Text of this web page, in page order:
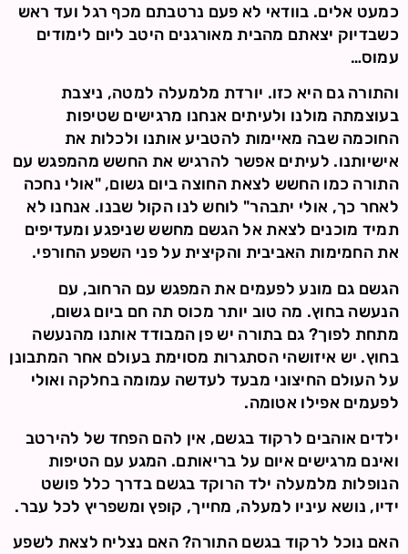
כמעט אלים. בוודאי לא פעם נרטבתם מכף רגל ועד ראש
כשבדיוק יצאתם מהבית מאורגנים היטב ליום לימודים
עמוס…
והתורה גם היא כזו. יורדת מלמעלה למטה, ניצבת
בעוצמתה מולנו ולעיתים אנחנו מרגישים שטיפות
החוכמה שבה מאיימות להטביע אותנו ולכלות את
אישיותנו. לעיתים אפשר להרגיש את החשש מהמפגש עם
התורה כמו החשש לצאת החוצה ביום גשום, "אולי נחכה
לאחר כך, אולי יתבהר" לוחש לנו הקול שבנו. אנחנו לא
תמיד מוכנים לצאת אל הגשם מחשש שניפגע ומעדיפים
את החמימות האביבית והקיצית על פני השפע החורפי.
הגשם גם מונע לפעמים את המפגש עם הרחוב, עם
הנעשה בחוץ. מה טוב יותר מכוס תה חם ביום גשום,
מתחת לפוך? גם בתורה יש פן המבודד אותנו מהנעשה
בחוץ. יש איזושהי הסתגרות מסוימת בעולם אחר המתבונן
על העולם החיצוני מבעד לעדשה עמומה בחלקה ואולי
לפעמים אפילו אטומה.
ילדים אוהבים לרקוד בגשם, אין להם הפחד של להירטב
ואינם מרגישים איום על בריאותם. המגע עם הטיפות
הנופלות מלמעלה ילד הרוקד בגשם בדרך כלל פושט
ידיו, נושא עיניו למעלה, מחייך, קופץ ומשפריץ לכל עבר.
האם נוכל לרקוד בגשם התורה? האם נצליח לצאת לשפע